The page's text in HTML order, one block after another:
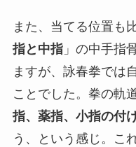
また、当てる位置も
指と中指」の中手指
ますが、詠春拳では
ことでした。拳の軌
指、薬指、小指の付
う、という感じ。こ